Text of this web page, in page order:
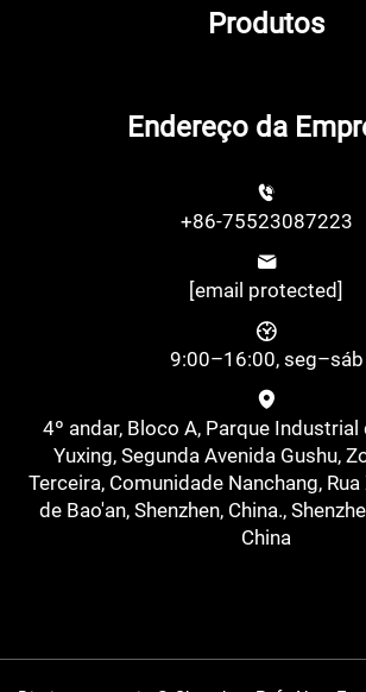
Produtos
Endereço da
+86-75523087223
[email protected]
9:00–16:00, seg–sáb
4º andar, Bloco A, Parque
Yuxing, Segunda Avenida Gushu,
Terceira, Comunidade Nanchang,
de Bao'an, Shenzhen, China.,
China